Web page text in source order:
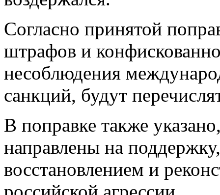
Согласно принятой
штрафов и
несоблюдения
санкций, будут
В поправке также
направлены на
восстановлением и